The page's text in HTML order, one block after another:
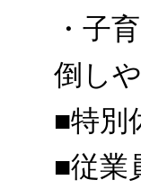
・子
倒し
■特別
■従業